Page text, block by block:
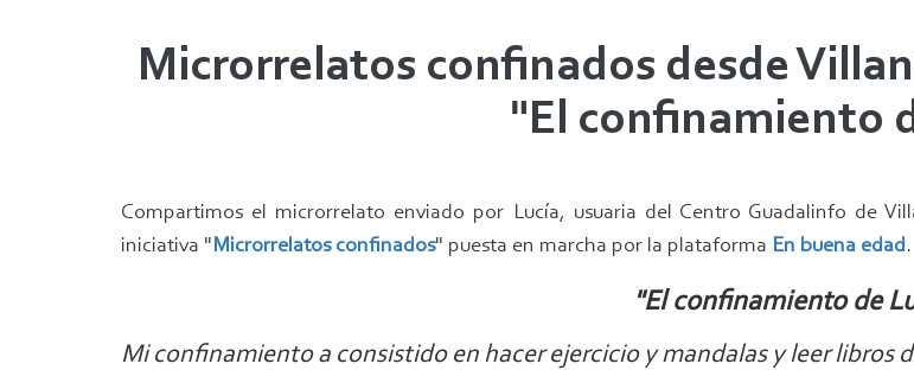
Microrrelatos confinados desde
"El confinamiento
Compartimos el microrrelato enviado por Lucía, usuaria del Centro Guadalinfo de
iniciativa "Microrrelatos confinados" puesta en marcha por la plataforma En buena edad.
"El confinamiento de
Mi confinamiento a consistido en hacer ejercicio y mandalas y leer libros